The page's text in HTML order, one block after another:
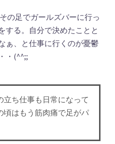
の足でガールズバーに行っ
する。自分で決めたことと
ぁ、と仕事に行くのが憂鬱
・(^^;;
立ち仕事も日常になって
頃はもう筋肉痛で足がパ